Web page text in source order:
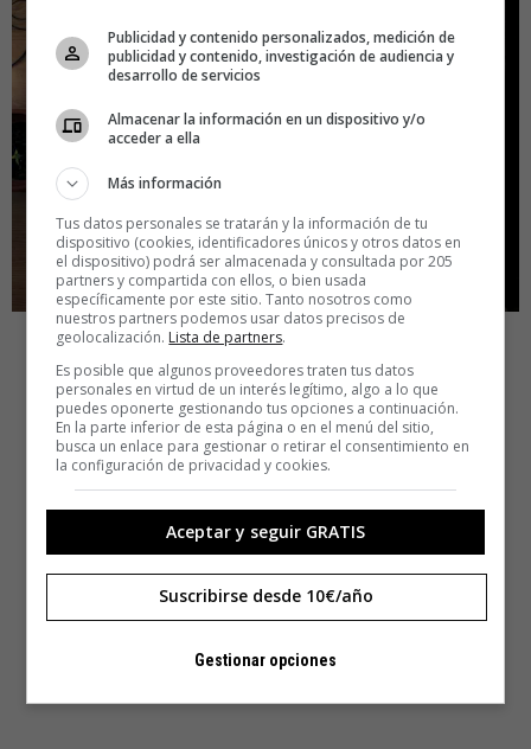
Publicidad y contenido personalizados, medición de
publicidad y contenido, investigación de audiencia y
desarrollo de servicios
Almacenar la información en un dispositivo y/o
acceder a ella
Más información
Tus datos personales se tratarán y la información de tu
dispositivo (cookies, identificadores únicos y otros datos en
el dispositivo) podrá ser almacenada y consultada por 205
partners y compartida con ellos, o bien usada
específicamente por este sitio. Tanto nosotros como
nuestros partners podemos usar datos precisos de
geolocalización. Lista de partners.
Es posible que algunos proveedores traten tus datos
personales en virtud de un interés legítimo, algo a lo que
puedes oponerte gestionando tus opciones a continuación.
En la parte inferior de esta página o en el menú del sitio,
busca un enlace para gestionar o retirar el consentimiento en
la configuración de privacidad y cookies.
Aceptar y seguir GRATIS
Suscribirse desde 10€/año
Gestionar opciones